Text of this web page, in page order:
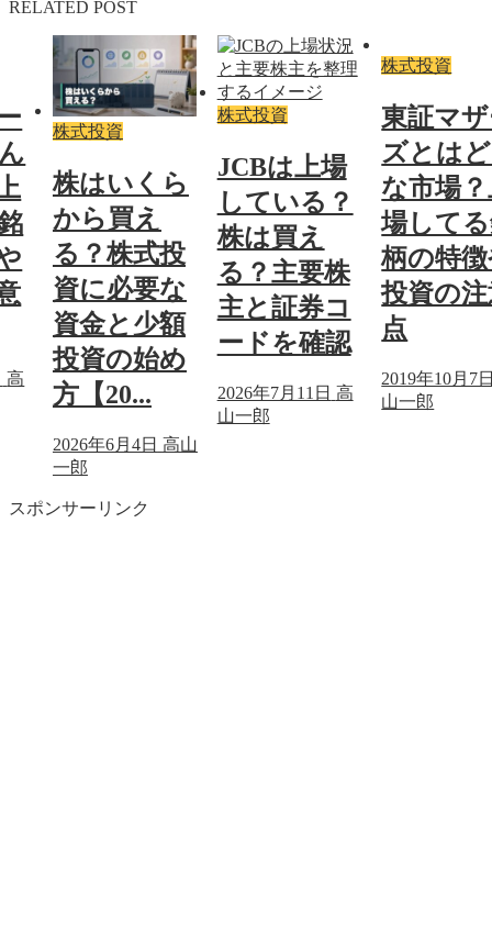
RELATED POST
高
株式投資
株はいくら
から買え
る？株式投
資に必要な
資金と少額
投資の始め
方【20...
2026年6月4日 高山
一郎
株式投資
JCBは上場
している？
株は買え
る？主要株
主と証券コ
ードを確認
2026年7月11日 高
山一郎
株式投資
東証マ
ズとは
な市場
場して
柄の特
投資の
点
2019年10月7
山一郎
スポンサーリンク